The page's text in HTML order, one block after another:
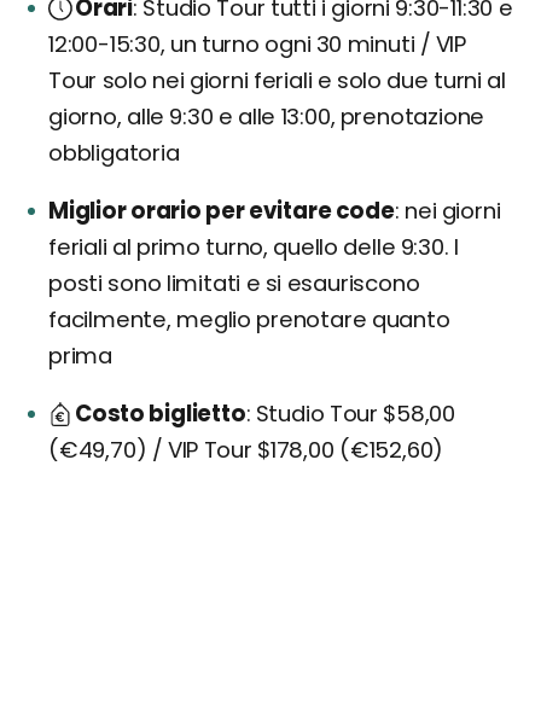
Orari Studio Tour tutti i giorni 9:30-11:30 e
12:00-15:30, un turno ogni 30 minuti / VIP
Tour solo nei giorni feriali e solo due turni al
giorno, alle 9:30 e alle 13:00, prenotazione
obbligatoria
Miglior orario per evitare code nei giorni
feriali al primo turno, quello delle 9:30. I
posti sono limitati e si esauriscono
facilmente, meglio prenotare quanto
prima
Costo biglietto Studio Tour $58,00
(€49,70) / VIP Tour $178,00 (€152,60)